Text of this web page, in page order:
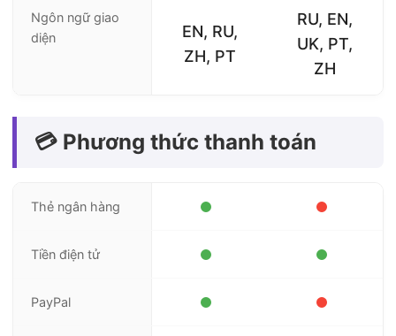
Ngôn ngữ giao
diện
EN, RU,
ZH, PT
RU, EN,
UK, PT,
ZH
💳 Phương thức thanh toán
Thẻ ngân hàng
Tiền điện tử
PayPal